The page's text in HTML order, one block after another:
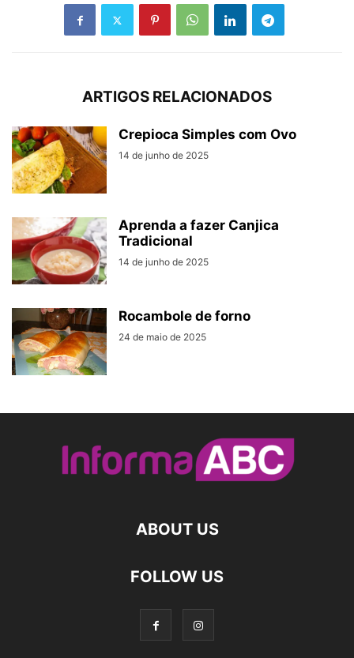
ARTIGOS RELACIONADOS
Crepioca Simples com Ovo
14 de junho de 2025
Aprenda a fazer Canjica
Tradicional
14 de junho de 2025
Rocambole de forno
24 de maio de 2025
ABOUT US
FOLLOW US